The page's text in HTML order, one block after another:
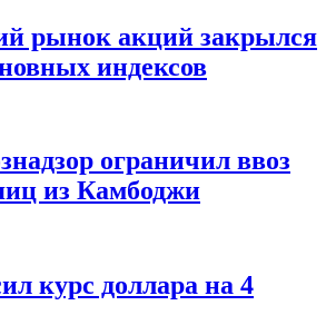
рынок акций закрылся
индексов
ограничил ввоз
из Камбоджи
курс доллара на 4